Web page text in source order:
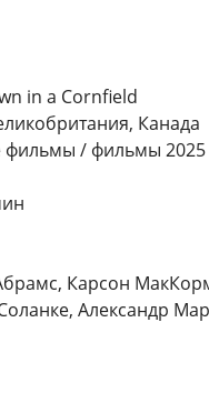
in a Cornfield
Канада
/ фильмы 2025
Карсон
Александр